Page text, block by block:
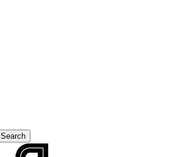
Search